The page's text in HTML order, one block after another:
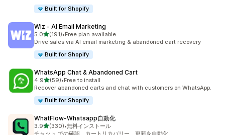
Built for Shopify
Wiz ‑ AI Email Marketing
5.05つ星中
(191)
合計レビュー数：191件
•Free plan available
Drive sales via AI email marketing & abandoned cart recovery
Built for Shopify
WhatsApp Chat & Abandoned Cart
4.95つ星中
(59)
合計レビュー数：59件
•Free to install
Recover abandoned carts and chat with customers on WhatsApp.
Built for Shopify
WhatFlow‑Whatsapp自動化
3.95つ星中
(330)
合計レビュー数：330件
•無料インストール
チャット での確認、カートリカバリー、更新を自動化